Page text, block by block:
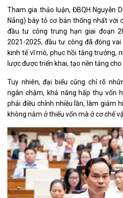
Tham gia thảo luận, ĐBQH Nguyễn
Nẵng) bày tỏ cơ bản thống nhất với
đầu tư công trung hạn giai đoạn
2021-2025, đầu tư công đã đóng
kinh tế vĩ mô, phục hồi tăng trưởng,
lược được triển khai, tạo nền tảng
Tuy nhiên, đại biểu cũng chỉ rõ
ngân chậm, khả năng hấp thụ vốn
phải điều chỉnh nhiều lần, làm giảm
không nằm ở thiếu vốn mà ở cơ chế